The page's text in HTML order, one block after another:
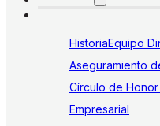
HistoriaEquipo
Aseguramiento
Círculo de Honor
Empresarial